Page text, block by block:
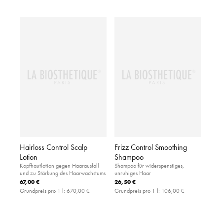
Hairloss Control Scalp
Lotion
Kopfhautlotion gegen Haarausfall
und zu Stärkung des Haarwachstums
67,00 €
Grundpreis pro 1 l: 670,00 €
Frizz Control Smoothing
Shampoo
Shampoo für widerspenstiges,
unruhiges Haar
26,50 €
Grundpreis pro 1 l: 106,00 €